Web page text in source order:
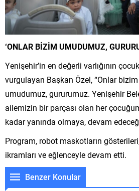
‘ONLAR BİZİM UMUDUMUZ,
Yenişehir’in en değerli varlığının
vurgulayan Başkan Özel, “Onlar
umudumuz, gururumuz. Yenişehir
ailemizin bir parçası olan her
kadar yanında olmaya, devam
Program, robot maskotların
ikramları ve eğlenceyle devam etti.
Benzer Konular